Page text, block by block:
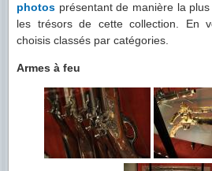
photos présentant de manière la
les trésors de cette collection. En
choisis classés par catégories.
Armes à feu